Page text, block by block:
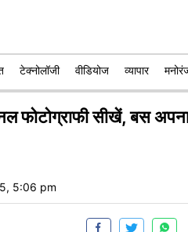
टेक्नोलॉजी वीडियोज व्यापार
फोटोग्राफी सीखें, बस
5:06 pm